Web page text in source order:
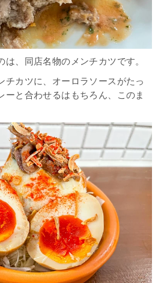
は、同店名物のメンチカツです。
チカツに、オーロラソースがたっ
ーと合わせるはもちろん、このま